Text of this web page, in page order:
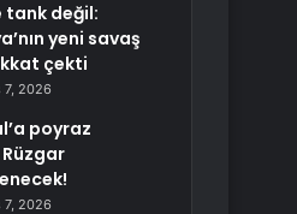
tank değil:
yeni savaş
çekti
7, 2026
poyraz
Rüzgar
7, 2026